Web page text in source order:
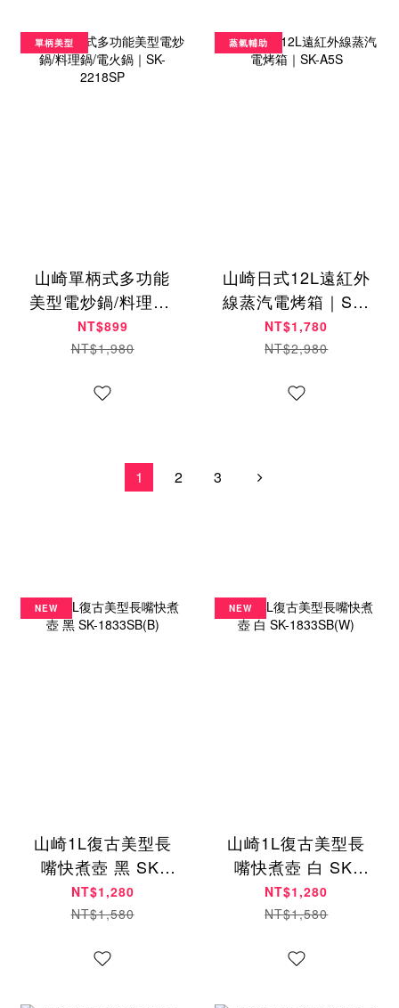
單柄美型
山崎單柄式多功能
美型電炒鍋/料理鍋/
電火鍋｜SK-
2218SP
NT$899
NT$1,980
蒸氣輔助
山崎日式12L遠紅外
線蒸汽電烤箱｜SK-
A5S
NT$1,780
NT$2,980
1 2 3
NEW
山崎1L復古美型長
嘴快煮壺 黑 SK-
1833SB(B)
NT$1,280
NT$1,580
NEW
山崎1L復古美型長
嘴快煮壺 白 SK-
1833SB(W)
NT$1,280
NT$1,580